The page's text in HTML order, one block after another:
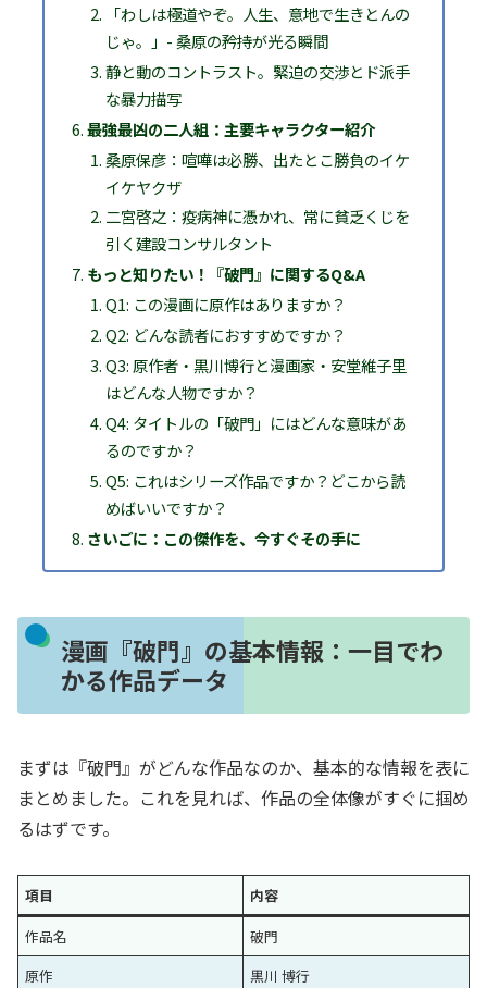
「わしは極道やぞ。人生、意地で生きとんの
じゃ。」- 桑原の矜持が光る瞬間
静と動のコントラスト。緊迫の交渉とド派手
な暴力描写
最強最凶の二人組：主要キャラクター紹介
桑原保彦：喧嘩は必勝、出たとこ勝負のイケ
イケヤクザ
二宮啓之：疫病神に憑かれ、常に貧乏くじを
引く建設コンサルタント
もっと知りたい！『破門』に関するQ&A
Q1: この漫画に原作はありますか？
Q2: どんな読者におすすめですか？
Q3: 原作者・黒川博行と漫画家・安堂維子里
はどんな人物ですか？
Q4: タイトルの「破門」にはどんな意味があ
るのですか？
Q5: これはシリーズ作品ですか？どこから読
めばいいですか？
さいごに：この傑作を、今すぐその手に
漫画『破門』の基本情報：一目でわ
かる作品データ
まずは『破門』がどんな作品なのか、基本的な情報を表に
まとめました。これを見れば、作品の全体像がすぐに掴め
るはずです。
項目
内容
作品名
破門
原作
黒川 博行